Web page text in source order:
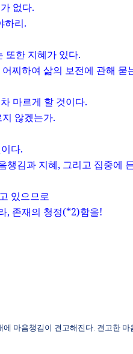
없다.
하리.
또한 지혜가 있다.
찌하여 삶의 보전에 관해 묻
마르게 할 것이다.
않겠는가.
다.
챙김과 지혜, 그리고 집중에
있으므로
, 존재의 청정(*2)함을!
에 마음챙김이 견고해진다. 견고한 마